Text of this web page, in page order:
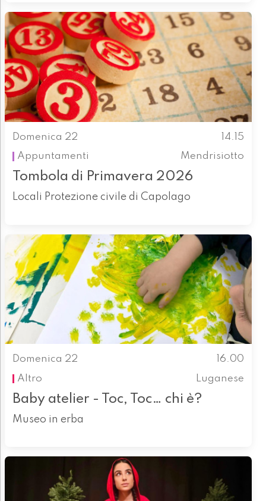
Domenica 22
14.15
Appuntamenti
Mendrisiotto
Tombola di Primavera 2026
Locali Protezione civile di Capolago
Domenica 22
16.00
Altro
Luganese
Baby atelier - Toc, Toc… chi è?
Museo in erba